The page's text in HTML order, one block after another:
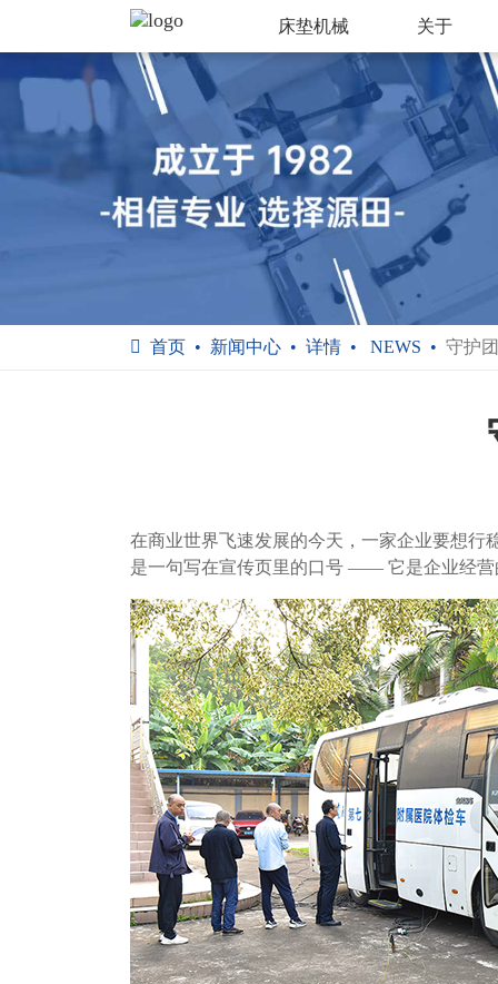
床垫机械 关于
首页 新闻中心 详情 NEWS 守护
在商业世界飞速发展的今天，一家企业要想行
是一句写在宣传页里的口号 —— 它是企业经